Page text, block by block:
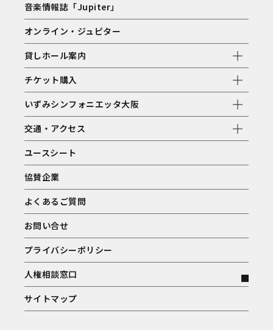
音楽情報誌「Jupiter」
オンライン・ジュピター
貸しホール案内
チケット購入
いずみシンフォニエッタ大阪
交通・アクセス
ユースシート
協賛企業
よくあるご質問
お問い合せ
プライバシーポリシー
人権相談窓口
サイトマップ